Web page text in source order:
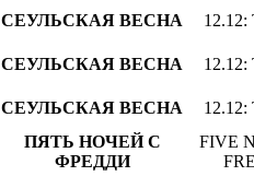
СЕУЛЬСКАЯ ВЕСНА
СЕУЛЬСКАЯ ВЕСНА
СЕУЛЬСКАЯ ВЕСНА
ПЯТЬ НОЧЕЙ С
ФРЕДДИ
FIVE